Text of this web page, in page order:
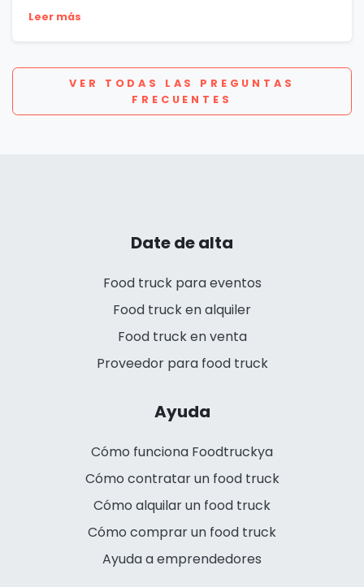
Leer más
VER TODAS LAS PREGUNTAS
FRECUENTES
Date de alta
Food truck para eventos
Food truck en alquiler
Food truck en venta
Proveedor para food truck
Ayuda
Cómo funciona Foodtruckya
Cómo contratar un food truck
Cómo alquilar un food truck
Cómo comprar un food truck
Ayuda a emprendedores